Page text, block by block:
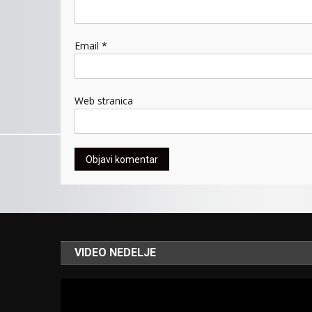
Email *
Web stranica
VIDEO NEDELJE